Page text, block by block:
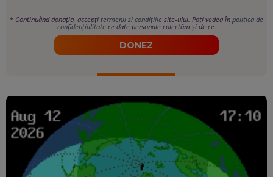
* Continuând donația, accepți termenii si condițiile site-ului. Poți vedea în politica de
confidențialitate ce date personale colectăm și de ce.
DONEZ